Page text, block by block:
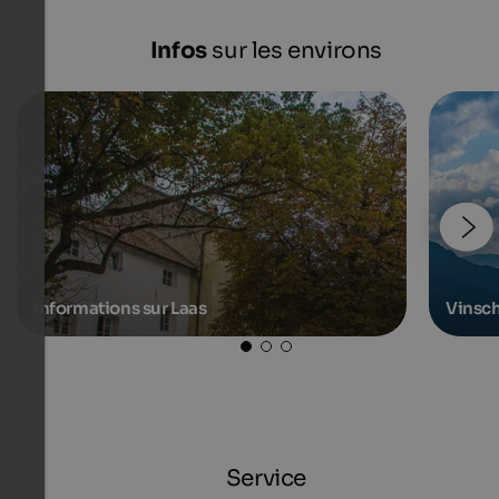
Infossur les environs
Informations sur Laas
Service